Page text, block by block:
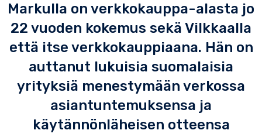
Markulla on verkkokauppa-alasta jo
22 vuoden kokemus sekä Vilkkaalla
että itse verkkokauppiaana. Hän on
auttanut lukuisia suomalaisia
yrityksiä menestymään verkossa
asiantuntemuksensa ja
käytännönläheisen otteensa